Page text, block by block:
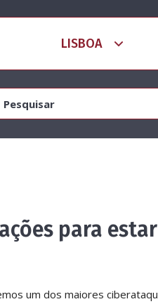
para
um dos maiores